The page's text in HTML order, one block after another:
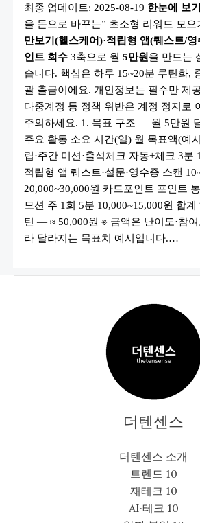
로
월
5
만
원
만
드
는
방
법
(만
보
기
적
립
앱
·
카
드
포
인
틴
최종 업데이트: 2025-08-19 한눈에 보기
을 돈으로 바꾸는” 초소형 리워드 모
만보기(헬스케어)·적립형 앱(퀘스트/
인트 회수3축으로 월 5만원을 만드는
습니다. 핵심은 하루 15~20분 루틴화,
괄 출금이에요. 개인정보는 필수만 제
다중계정 등 정책 위반은 계정 정지로
주의하세요. 1. 목표 구조 — 월 5만원
주요 활동 소요 시간(일) 월 목표액(예
립·주간 미션·출석체크 자동+체크 3분
적립형 앱 퀘스트·설문·영수증 스캔
20,000~30,000원 카드포인트 포인트
모션 주 1회 5분 10,000~15,000원 합
틴 — ≈ 50,000원 ※ 금액은 난이도·참
라 달라지는 목표치 예시입니다.…
더텐센스
더텐센스 소개
트렌드 10
재테크 10
AI·테크 10